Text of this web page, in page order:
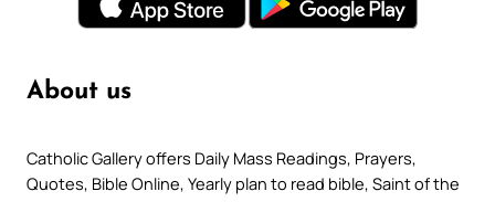
About us
Catholic Gallery offers Daily Mass Readings, Prayers,
Quotes, Bible Online, Yearly plan to read bible, Saint of the